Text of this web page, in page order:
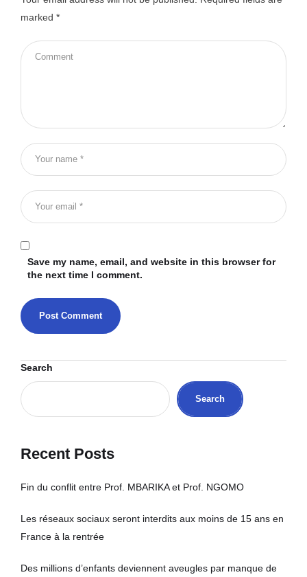
marked *
Save my name, email, and website in this browser for
the next time I comment.
Search
Search
Recent Posts
Fin du conflit entre Prof. MBARIKA et Prof. NGOMO
Les réseaux sociaux seront interdits aux moins de 15 ans en
France à la rentrée
Des millions d’enfants deviennent aveugles par manque de